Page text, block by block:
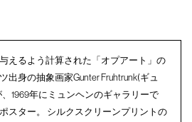
えるよう計算された「オプアート」の
出身の抽象画家Gunter Fruhtrunk(ギュ
1969年にミュンヘンのギャラリーで
スター。 シルクスクリーンプリントの